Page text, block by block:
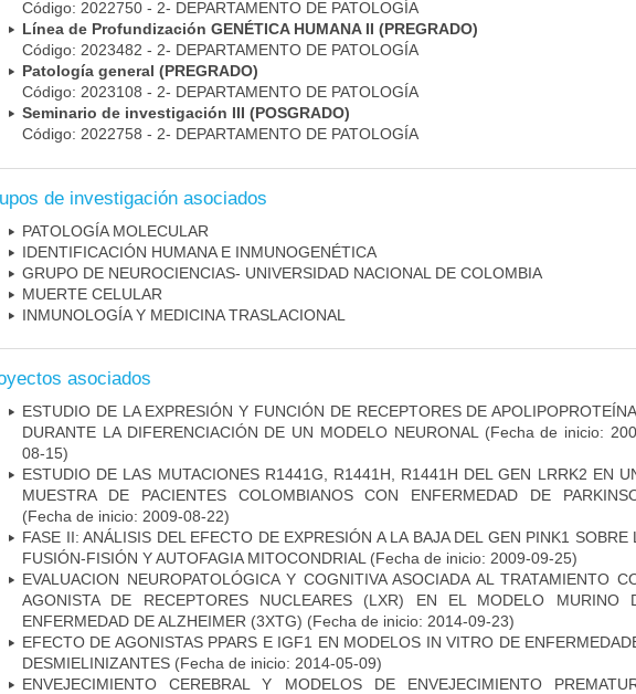
Código: 2022750 - 2- DEPARTAMENTO DE PATOLOGÍA
Línea de Profundización GENÉTICA HUMANA II (PREGRADO)
Código: 2023482 - 2- DEPARTAMENTO DE PATOLOGÍA
Patología general (PREGRADO)
Código: 2023108 - 2- DEPARTAMENTO DE PATOLOGÍA
Seminario de investigación III (POSGRADO)
Código: 2022758 - 2- DEPARTAMENTO DE PATOLOGÍA
de investigación asociados
PATOLOGÍA MOLECULAR
IDENTIFICACIÓN HUMANA E INMUNOGENÉTICA
GRUPO DE NEUROCIENCIAS- UNIVERSIDAD NACIONAL DE COLOMBIA
MUERTE CELULAR
INMUNOLOGÍA Y MEDICINA TRASLACIONAL
asociados
ESTUDIO DE LA EXPRESIÓN Y FUNCIÓN DE RECEPTORES DE
DURANTE LA DIFERENCIACIÓN DE UN MODELO NEURONAL
(Fecha de inicio:
08-15)
ESTUDIO DE LAS MUTACIONES R1441G, R1441H, R1441H DEL GEN LRRK2 EN
MUESTRA DE PACIENTES COLOMBIANOS CON ENFERMEDAD DE
(Fecha de inicio: 2009-08-22)
FASE II: ANÁLISIS DEL EFECTO DE EXPRESIÓN A LA BAJA DEL GEN PINK1 SOBRE
FUSIÓN-FISIÓN Y AUTOFAGIA MITOCONDRIAL (Fecha de inicio: 2009-09-25)
EVALUACION NEUROPATOLÓGICA Y COGNITIVA ASOCIADA AL TRATAMIENTO
AGONISTA DE RECEPTORES NUCLEARES (LXR) EN EL MODELO MURINO
ENFERMEDAD DE ALZHEIMER (3XTG) (Fecha de inicio: 2014-09-23)
EFECTO DE AGONISTAS PPARS E IGF1 EN MODELOS IN VITRO DE
DESMIELINIZANTES (Fecha de inicio: 2014-05-09)
ENVEJECIMIENTO CEREBRAL Y MODELOS DE ENVEJECIMIENTO